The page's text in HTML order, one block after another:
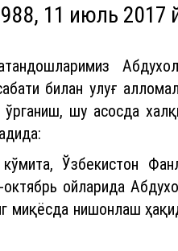
11 июль 2017
билан улуғ
шу асосда
Ўзбекистон
ойларида
миқёсда нишонлаш